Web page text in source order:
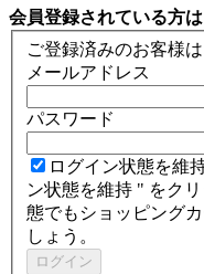
会員登録されている方
ご登録済みのお客様
メールアドレス
パスワード
ログイン状態を維
ン状態を維持 " をク
態でもショッピング
しょう。
ログイン